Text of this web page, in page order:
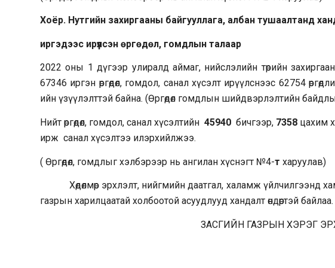
Хоёр. Нутгийн захиргааны байгууллага, албан тушаалтанд
иргэдээс ирүүлсэн өргөдөл, гомдлын талаар
2022 оны 1 дүгээр улиралд аймаг, нийслэлийн төрийн
67346 иргэн өргөдөл, гомдол, санал хүсэлт ирүүлснээс 62754
ийн үзүүлэлттэй байна. (Өргөдөл гомдлын шийдвэрлэлтийн
Нийт өргөдөл, гомдол, санал хүсэлтийн 45940 бичгээр, 7358 цахим
ирж санал хүсэлтээ илэрхийлжээ.
( Өргөдөл, гомдлыг хэлбэрээр нь ангилан хүснэгт №4-т харуулав)
Хөдөлмөр эрхлэлт, нийгмийн даатгал, халамж үйлчилгээнд
газрын харилцаатай холбоотой асуудлууд хандалт өндөртэй байлаа.
ЗАСГИЙН ГАЗРЫН ХЭРЭГ